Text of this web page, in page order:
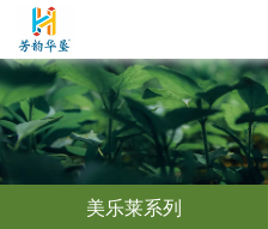
美乐莱系列